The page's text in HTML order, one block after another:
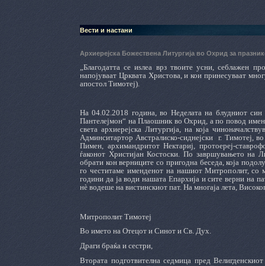
Вести и настани
Архиерејска Божествена Литургија во Охрид за
„Благодатта се иѕлеа врз твоите усни, себлажен
напојуваат Црквата Христова, и кои принесуваат
апостол Тимотеј).
На 04.02.2018 година, во Неделата на блудниот
Пантелејмон“ на Плаошник во Охрид, а по повод
света архиерејска Литургија, на која
Админситартор Австралиско-сиднејски г. Тимотеј,
Пимен, архимандритот Нектариј, протоереј-
ѓаконот Христијан Костоски. По завршувањето на
обрати кон верниците со пригодна беседа, која
го честитаме именденот на нашиот Митрополит, со
години да ја води нашата Епархија и сите верни на
нè водеше на вистинскиот пат. На многаја лета,
Митрополит Тимотеј
Во името на Отецот и Синот и Св. Дух.
Драги браќа и сестри,
Втората подготвителна седмица пред